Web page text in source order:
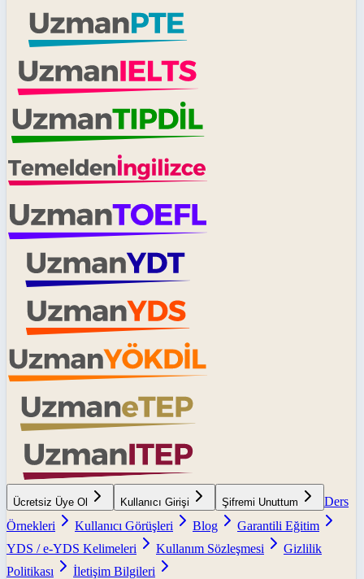
Ücretsiz Üye Ol Kullanıcı Girişi Şifremi Unuttum
Ders
Örnekleri
Kullanıcı Görüşleri Blog
Garantili Eğitim
YDS / e-YDS Kelimeleri
Kullanım Sözleşmesi
Gizlilik
Politikası
İletişim Bilgileri